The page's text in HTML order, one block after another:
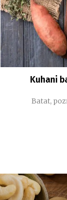
Kuhani
Batat,